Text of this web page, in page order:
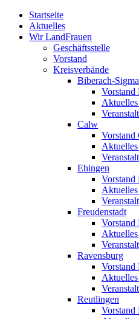
Zum
Inhalt
springen
Startseite
Aktuelles
Wir LandFrauen
Geschäftsstelle
Vorstand
Kreisverbände
Biberach-
Vorstand
Calw
Vorstand
Ehingen
Vorstand
Freudenstadt
Vorstand
Aktuelles
Ravensburg
Vorstand
Reutlingen
Vorstand